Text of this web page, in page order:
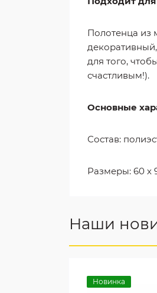
Полотенца из
для того,
счастливым!).
Основные
Состав:
Размеры: 60 х
Наши
Новинка